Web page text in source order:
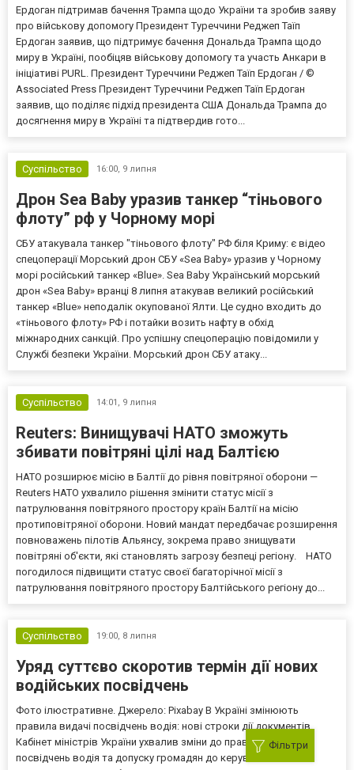
Фільтри
Ердоган підтримав бачення Трампа щодо України та зробив заяву
про військову допомогу Президент Туреччини Реджеп Таїп
Ердоган заявив, що підтримує бачення Дональда Трампа щодо
миру в Україні, пообіцяв військову допомогу та участь Анкари в
ініціативі PURL. Президент Туреччини Реджеп Таїп Ердоган / ©
Associated Press Президент Туреччини Реджеп Таїп Ердоган
заявив, що поділяє підхід президента США Дональда Трампа до
досягнення миру в Україні та підтвердив гото...
Суспільство 16:00, 9 липня
Дрон Sea Baby уразив танкер “тіньового
флоту” рф у Чорному морі
СБУ атакувала танкер "тіньового флоту" РФ біля Криму: є відео
спецоперації Морський дрон СБУ «Sea Baby» уразив у Чорному
морі російський танкер «Blue». Sea Baby Український морський
дрон «Sea Baby» вранці 8 липня атакував великий російський
танкер «Blue» неподалік окупованої Ялти. Це судно входить до
«тіньового флоту» РФ і потайки возить нафту в обхід
міжнародних санкцій. Про успішну спецоперацію повідомили у
Службі безпеки України. Морський дрон СБУ атаку...
Суспільство 14:01, 9 липня
Reuters: Винищувачі НАТО зможуть
збивати повітряні цілі над Балтією
НАТО розширює місію в Балтії до рівня повітряної оборони —
Reuters НАТО ухвалило рішення змінити статус місії з
патрулювання повітряного простору країн Балтії на місію
протиповітряної оборони. Новий мандат передбачає розширення
повноважень пілотів Альянсу, зокрема право знищувати
повітряні об'єкти, які становлять загрозу безпеці регіону. НАТО
погодилося підвищити статус своєї багаторічної місії з
патрулювання повітряного простору Балтійського регіону до...
Суспільство 19:00, 8 липня
Уряд суттєво скоротив термін дії нових
водійських посвідчень
Фото ілюстративне. Джерело: Pixabay В Україні змінюють
правила видачі посвідчень водія: нові строки дії документів
Кабінет міністрів України ухвалив зміни до правил видачі
посвідчень водія та допуску громадян до керування